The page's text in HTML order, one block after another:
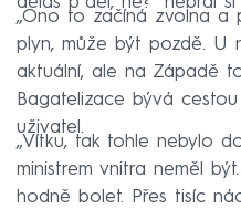
„Ono to začíná zvolna a
plyn, může být pozdě. U
aktuální, ale na Západě
Bagatelizace bývá
uživatel.
„Vítku, tak tohle nebylo
ministrem vnitra neměl
hodně bolet. Přes tisíc